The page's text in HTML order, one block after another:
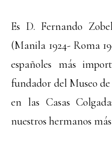
Es D. Fernando
(Manila 1924- Roma
españoles más
fundador del Museo
en las Casas
nuestros hermanos